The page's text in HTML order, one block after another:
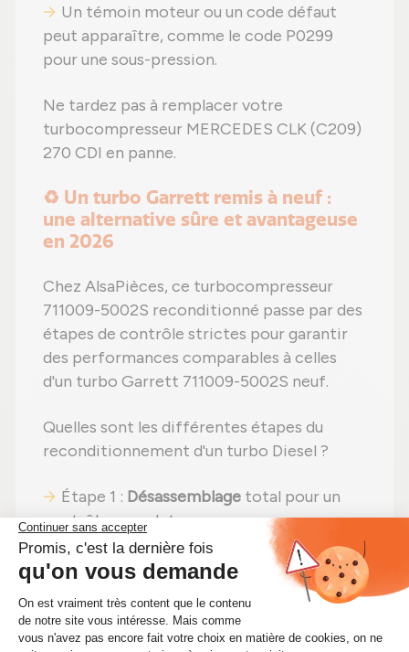
Un témoin moteur ou un code défaut
peut apparaître, comme le code P0299
pour une sous-pression.
Ne tardez pas à remplacer votre
turbocompresseur MERCEDES CLK (C209)
270 CDI en panne.
♻️ Un turbo Garrett remis à neuf :
une alternative sûre et avantageuse
en 2026
Chez AlsaPièces, ce turbocompresseur
711009-5002S reconditionné passe par des
étapes de contrôle strictes pour garantir
des performances comparables à celles
d'un turbo Garrett 711009-5002S neuf.
Quelles sont les différentes étapes du
reconditionnement d'un turbo Diesel ?
Étape 1 : Désassemblage total pour un
contrôle complet ;
Étape 2 :Nettoyage professionnel
pour
éliminer toute impureté ;
de chaque
composant ;
Étape 4 :Remplacement des pièces